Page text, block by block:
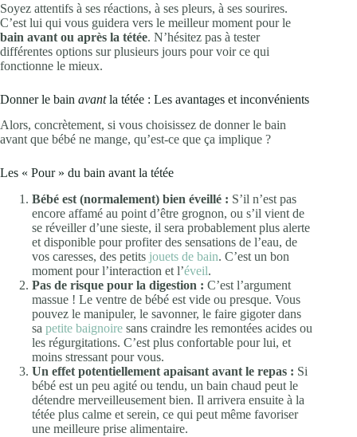
Soyez attentifs à ses réactions, à ses pleurs, à ses sourires.
C’est lui qui vous guidera vers le meilleur moment pour le
bain avant ou après la tétée. N’hésitez pas à tester
différentes options sur plusieurs jours pour voir ce qui
fonctionne le mieux.
Donner le bain avantla tétée : Les avantages et inconvénients
Alors, concrètement, si vous choisissez de donner le bain
avant que bébé ne mange, qu’est-ce que ça implique ?
Les « Pour » du bain avant la tétée
Bébé est (normalement) bien éveillé : S’il n’est pas
encore affamé au point d’être grognon, ou s’il vient de
se réveiller d’une sieste, il sera probablement plus alerte
et disponible pour profiter des sensations de l’eau, de
vos caresses, des petits jouets de bain. C’est un bon
moment pour l’interaction et l’éveil.
Pas de risque pour la digestion : C’est l’argument
massue ! Le ventre de bébé est vide ou presque. Vous
pouvez le manipuler, le savonner, le faire gigoter dans
sa petite baignoire sans craindre les remontées acides ou
les régurgitations. C’est plus confortable pour lui, et
moins stressant pour vous.
Un effet potentiellement apaisant avant le repas : Si
bébé est un peu agité ou tendu, un bain chaud peut le
détendre merveilleusement bien. Il arrivera ensuite à la
tétée plus calme et serein, ce qui peut même favoriser
une meilleure prise alimentaire.